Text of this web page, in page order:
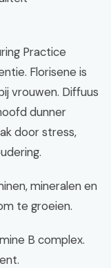
Practice
Florisene is
vrouwen. Diffuus
dunner
door stress,
mineralen en
te groeien.
B complex.